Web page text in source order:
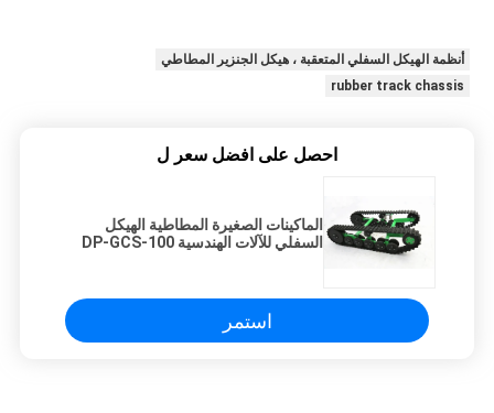
أنظمة الهيكل السفلي المتعقبة ، هيكل الجنزير المطاطي
rubber track chassis
احصل على افضل سعر ل
الماكينات الصغيرة المطاطية الهيكل
السفلي للآلات الهندسية DP-GCS-100
استمر